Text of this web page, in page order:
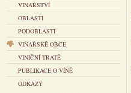
VINAŘSTVÍ
OBLASTI
PODOBLASTI
VINAŘSKÉ OBCE
VINIČNÍ TRATĚ
PUBLIKACE O VÍNĚ
ODKAZY